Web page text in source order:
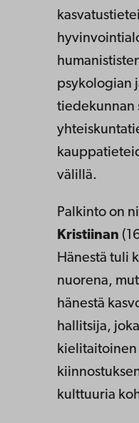
psykologian
tiedekunnan
välillä.
Palkinto on
Kristiinan
Hänestä tuli
nuorena,
hänestä
hallitsija,
kielitaitoinen
kulttuuria